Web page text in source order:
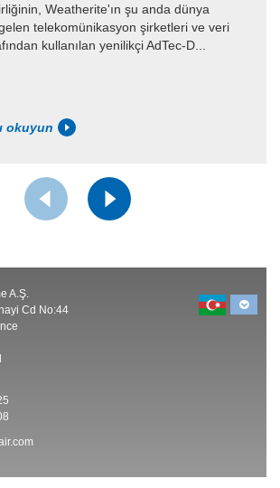
Weatherite'ın şu anda dünya
telekomünikasyon şirketleri ve veri
kullanılan yenilikçi AdTec-D...
okuyun
A.Ş.
Cd No:44